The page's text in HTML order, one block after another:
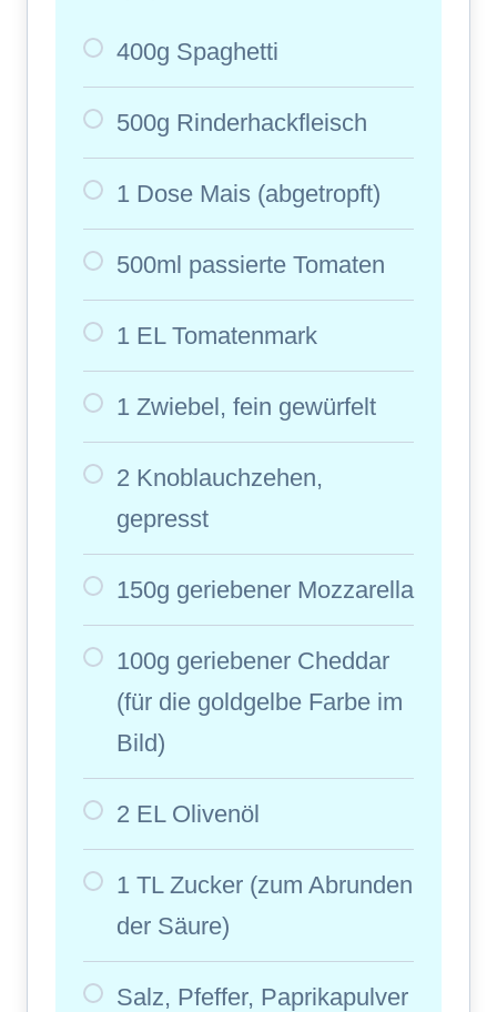
400g Spaghetti
500g Rinderhackfleisch
1 Dose Mais (abgetropft)
500ml passierte Tomaten
1 EL Tomatenmark
1 Zwiebel, fein gewürfelt
2 Knoblauchzehen,
gepresst
150g geriebener Mozzarella
100g geriebener Cheddar
(für die goldgelbe Farbe im
Bild)
2 EL Olivenöl
1 TL Zucker (zum Abrunden
der Säure)
Salz, Pfeffer, Paprikapulver